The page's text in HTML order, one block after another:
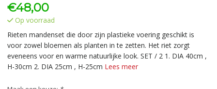
€48,00
Op voorraad
Rieten mandenset die door zijn plastieke voering geschikt is
voor zowel bloemen als planten in te zetten. Het riet zorgt
eveneens voor en warme natuurlijke look. SET / 2 1. DIA 40cm ,
H-30cm 2. DIA 25cm , H-25cm Lees meer